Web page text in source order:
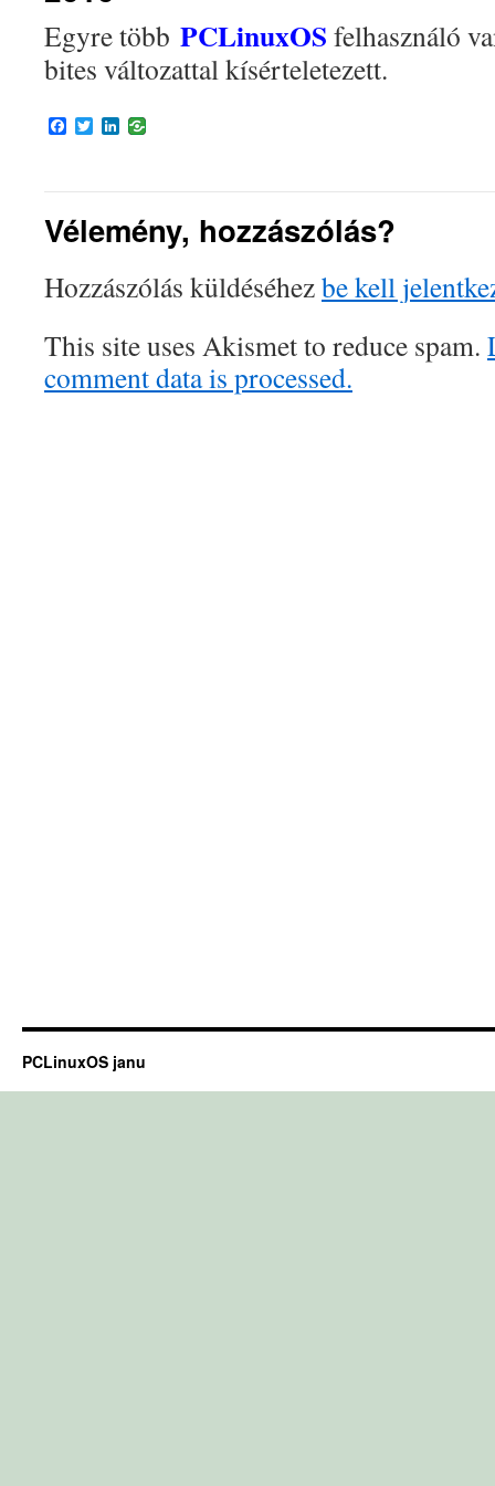
Egyre több PCLinuxOS felhasználó
bites változattal kísérteletezett.
Facebook
TwitterLinkedIn
Vélemény, hozzászólás?
Hozzászólás küldéséhezbe kell
This site uses Akismet to reduce spam.
comment data is processed.
PCLinuxOS janu